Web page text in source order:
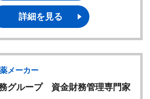
詳細を見る
メーカー
グループ 資金財務管理専門家